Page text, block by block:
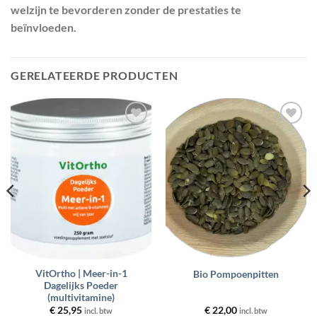
welzijn te bevorderen zonder de prestaties te
beïnvloeden.
GERELATEERDE PRODUCTEN
Toevoegen
aan
VitOrtho | Meer-in-1
Dagelijks Poeder
(multivitamine)
€25,95 incl. btw
Toevoegen
aan
wenslijst
Bio Pompoenpitten
€22,00 incl. btw